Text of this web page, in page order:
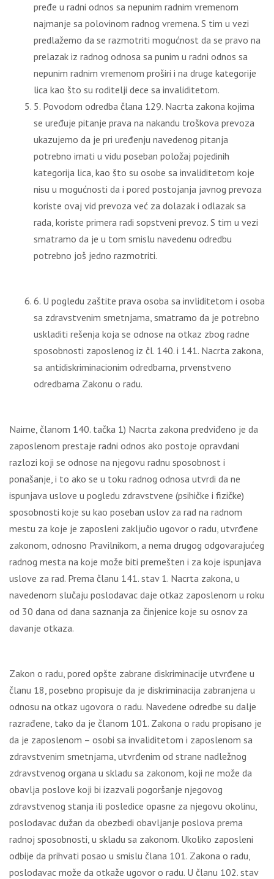
pređe u radni odnos sa nepunim radnim vremenom
najmanje sa polovinom radnog vremena. S tim u vezi
predlažemo da se razmotriti mogućnost da se pravo na
prelazak iz radnog odnosa sa punim u radni odnos sa
nepunim radnim vremenom proširi i na druge kategorije
lica kao što su roditelјi dece sa invaliditetom.
5. Povodom odredba člana 129. Nacrta zakona kojima
se uređuje pitanje prava na nakandu troškova prevoza
ukazujemo da je pri uređenju navedenog pitanja
potrebno imati u vidu poseban položaj pojedinih
kategorija lica, kao što su osobe sa invaliditetom koje
nisu u mogućnosti da i pored postojanja javnog prevoza
koriste ovaj vid prevoza već za dolazak i odlazak sa
rada, koriste primera radi sopstveni prevoz. S tim u vezi
smatramo da je u tom smislu navedenu odredbu
potrebno još jedno razmotriti.
6. U pogledu zaštite prava osoba sa invliditetom i osoba
sa zdravstvenim smetnjama, smatramo da je potrebno
uskladiti rešenja koja se odnose na otkaz zbog radne
sposobnosti zaposlenog iz čl. 140. i 141. Nacrta zakona,
sa antidiskriminacionim odredbama, prvenstveno
odredbama Zakonu o radu.
Naime, članom 140. tačka 1) Nacrta zakona predviđeno je da
zaposlenom prestaje radni odnos ako postoje opravdani
razlozi koji se odnose na njegovu radnu sposobnost i
ponašanje, i to ako se u toku radnog odnosa utvrdi da ne
ispunjava uslove u pogledu zdravstvene (psihičke i fizičke)
sposobnosti koje su kao poseban uslov za rad na radnom
mestu za koje je zaposleni zaklјučio ugovor o radu, utvrđene
zakonom, odnosno Pravilnikom, a nema drugog odgovarajućeg
radnog mesta na koje može biti premešten i za koje ispunjava
uslove za rad. Prema članu 141. stav 1. Nacrta zakona, u
navedenom slučaju poslodavac daje otkaz zaposlenom u roku
od 30 dana od dana saznanja za činjenice koje su osnov za
davanje otkaza.
Zakon o radu, pored opšte zabrane diskriminacije utvrđene u
članu 18, posebno propisuje da je diskriminacija zabranjena u
odnosu na otkaz ugovora o radu. Navedene odredbe su dalјe
razrađene, tako da je članom 101. Zakona o radu propisano je
da je zaposlenom – osobi sa invaliditetom i zaposlenom sa
zdravstvenim smetnjama, utvrđenim od strane nadležnog
zdravstvenog organa u skladu sa zakonom, koji ne može da
obavlјa poslove koji bi izazvali pogoršanje njegovog
zdravstvenog stanja ili posledice opasne za njegovu okolinu,
poslodavac dužan da obezbedi obavlјanje poslova prema
radnoj sposobnosti, u skladu sa zakonom. Ukoliko zaposleni
odbije da prihvati posao u smislu člana 101. Zakona o radu,
poslodavac može da otkaže ugovor o radu. U članu 102. stav